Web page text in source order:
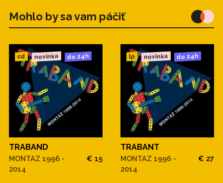
Mohlo by sa vam páčiť
cd novinka do 24h
TRABAND
MONTAZ 1996 -
2014
€ 15
lp novinka do 24h
TRABANT
MONTAZ 1996 -
2014
€ 27